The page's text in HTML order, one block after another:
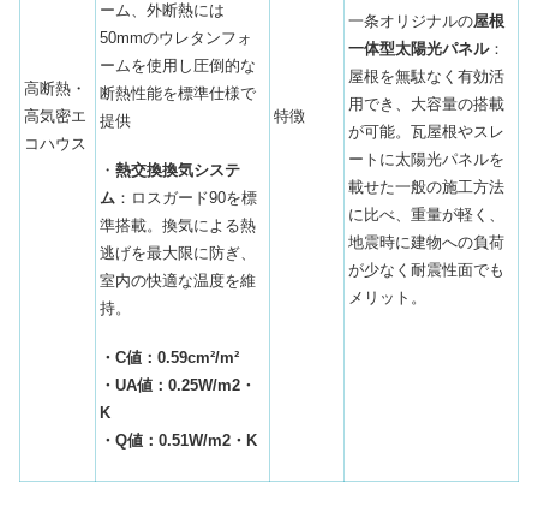
高断熱・
高気密エ
コハウス
ーム、外断熱には
50mmのウレタンフォ
ームを使用し圧倒的な
断熱性能を標準仕様で
提供
・ 熱交換換気システ
ム ：ロスガード90を標
準搭載。換気による熱
逃げを最大限に防ぎ、
室内の快適な温度を維
持。
・C値：0.59cm²/m²
・UA値：0.25W/m2・
K
・Q値：0.51W/m2・K
特徴
一条オリジナルの屋根
一体型太陽光パネル：
屋根を無駄なく有効活
用でき、大容量の搭載
が可能。瓦屋根やスレ
ートに太陽光パネルを
載せた一般の施工方法
に比べ、重量が軽く、
地震時に建物への負荷
が少なく耐震性面でも
メリット。